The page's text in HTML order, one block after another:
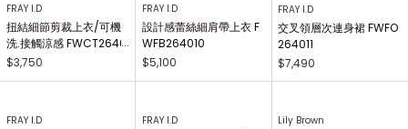
FRAY I.D
扭結細節剪裁上衣/可機
洗.接觸涼感 FWCT2640
25
$3,750
FRAY I.D
設計感蕾絲細肩帶上衣 F
WFB264010
$5,100
FRAY I.D
交叉領層次連身裙 FWFO
264011
$7,490
FRAY I.D FRAY I.D Lily Brown